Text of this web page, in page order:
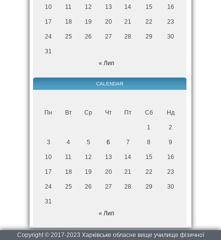
10 11 12 13 14 15 16
17 18 19 20 21 22 23
24 25 26 27 28 29 30
31
« Лип
CALENDAR
Пн Вт Ср Чт Пт Сб Нд
1 2
3 4 5 6 7 8 9
10 11 12 13 14 15 16
17 18 19 20 21 22 23
24 25 26 27 28 29 30
31
« Лип
Copyright © 2017-2023 Харківське обласне вище училище фізичної